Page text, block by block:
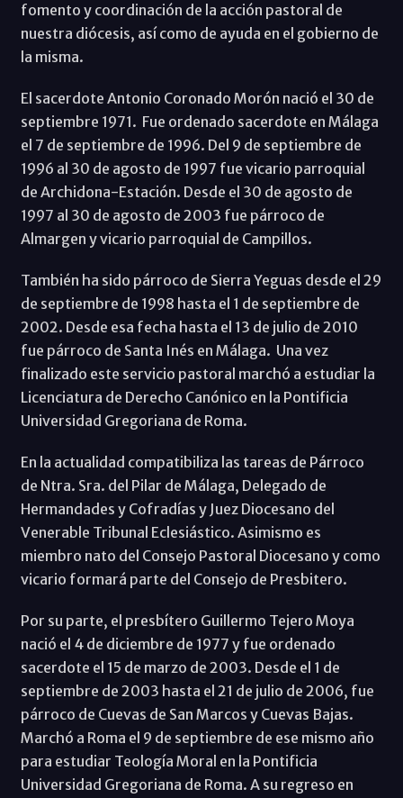
fomento y coordinación de la acción pastoral de
nuestra diócesis, así como de ayuda en el gobierno de
la misma.
El sacerdote Antonio Coronado Morón nació el 30 de
septiembre 1971. Fue ordenado sacerdote en Málaga
el 7 de septiembre de 1996. Del 9 de septiembre de
1996 al 30 de agosto de 1997 fue vicario parroquial
de Archidona-Estación. Desde el 30 de agosto de
1997 al 30 de agosto de 2003 fue párroco de
Almargen y vicario parroquial de Campillos.
También ha sido párroco de Sierra Yeguas desde el 29
de septiembre de 1998 hasta el 1 de septiembre de
2002. Desde esa fecha hasta el 13 de julio de 2010
fue párroco de Santa Inés en Málaga. Una vez
finalizado este servicio pastoral marchó a estudiar la
Licenciatura de Derecho Canónico en la Pontificia
Universidad Gregoriana de Roma.
En la actualidad compatibiliza las tareas de Párroco
de Ntra. Sra. del Pilar de Málaga, Delegado de
Hermandades y Cofradías y Juez Diocesano del
Venerable Tribunal Eclesiástico. Asimismo es
miembro nato del Consejo Pastoral Diocesano y como
vicario formará parte del Consejo de Presbitero.
Por su parte, el presbítero Guillermo Tejero Moya
nació el 4 de diciembre de 1977 y fue ordenado
sacerdote el 15 de marzo de 2003. Desde el 1 de
septiembre de 2003 hasta el 21 de julio de 2006, fue
párroco de Cuevas de San Marcos y Cuevas Bajas.
Marchó a Roma el 9 de septiembre de ese mismo año
para estudiar Teología Moral en la Pontificia
Universidad Gregoriana de Roma. A su regreso en